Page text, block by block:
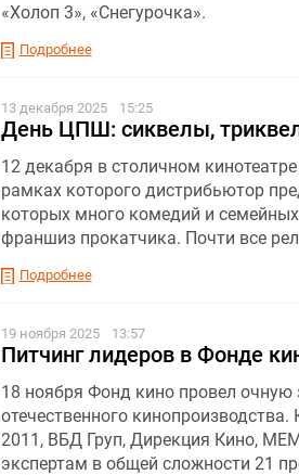
«Холоп 3», «Снегурочка».
Подробнее
13 декабря 2025 15:25
День ЦПШ: сиквелы,
12 декабря в столичном
рамках которого дистрибьютор
которых много комедий и
франшиз прокатчика. Почти все
Подробнее
19 ноября 2025 13:57
Питчинг лидеров в Фонде
18 ноября Фонд кино провел
отечественного
2011, ВБД Груп, Дирекция Кино,
экспертам в общей сложности 21